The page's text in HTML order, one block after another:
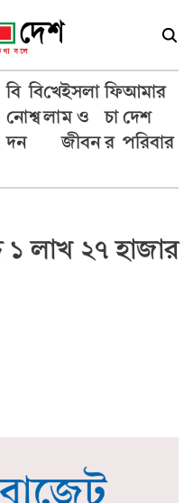
বি
নো
দন
বি
শ্ব
খে
লা
ইসলা
ম ও
জীবন
ফি
চা
র
আমার
দেশ
পরিবার
১ লাখ ২৭ হাজার